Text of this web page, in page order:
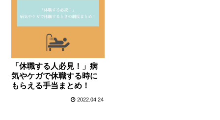
「休職する人必見！」病
気やケガで休職する時に
もらえる手当まとめ！
2022.04.24